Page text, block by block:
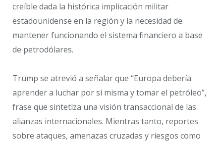
creíble dada la histórica implicación militar
estadounidense en la región y la necesidad de
mantener funcionando el sistema financiero a base
de petrodólares.
Trump se atrevió a señalar que “Europa debería
aprender a luchar por sí misma y tomar el petróleo”,
frase que sintetiza una visión transaccional de las
alianzas internacionales. Mientras tanto, reportes
sobre ataques, amenazas cruzadas y riesgos como